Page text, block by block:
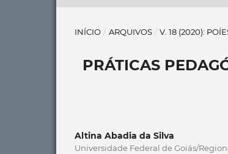
INÍCIO / ARQUIVOS / V. 18 (2020):
PRÁTICAS
Altina Abadia da Silva
Universidade Federal de Goiás/